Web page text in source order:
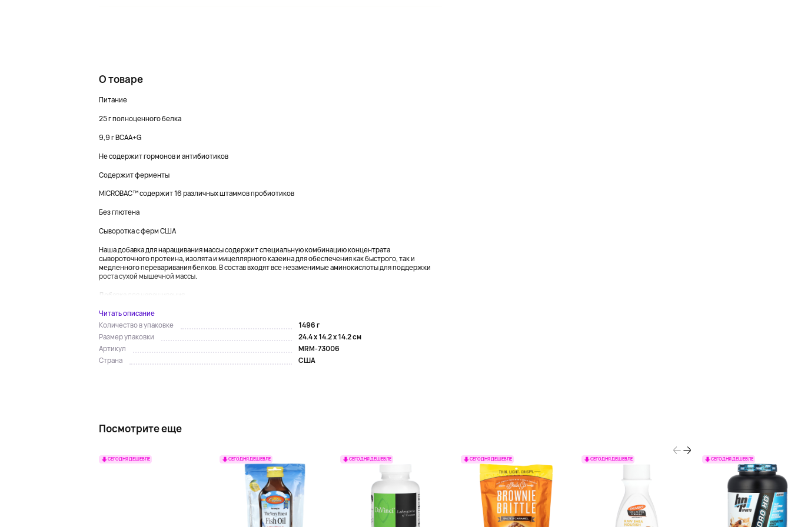
О товаре
Питание
25 г полноценного белка
9,9 г BCAA+G
Не содержит гормонов и антибиотиков
Содержит ферменты
MICROBAC™ содержит 16 различных штаммов пробиотиков
Без глютена
Сыворотка с ферм США
Наша добавка для наращивания массы содержит специальную комбинацию концентрата
сывороточного протеина, изолята и мицеллярного казеина для обеспечения как быстрого, так и
медленного переваривания белков. В состав входят все незаменимые аминокислоты для поддержки
роста сухой мышечной массы.
Добавка для наращивания...
Читать описание
Количество в упаковке
1496 г
Размер упаковки
24.4 x 14.2 x 14.2 см
Артикул
MRM-73006
Страна
США
Посмотрите еще
СЕГОДНЯ ДЕШЕВЛЕ СЕГОДНЯ ДЕШЕВЛЕ СЕГОДНЯ ДЕШЕВЛЕ СЕГОДНЯ ДЕШЕВЛЕ СЕГОДНЯ ДЕШЕВЛЕ СЕГОДНЯ ДЕШЕВЛЕ